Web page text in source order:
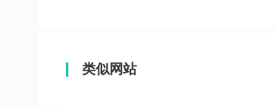
类似网站